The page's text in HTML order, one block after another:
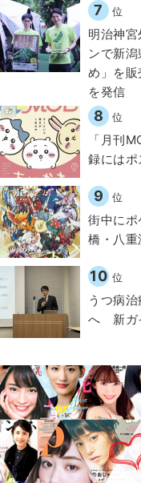
7 位
明治神
ンで新
め」を販
を発信
8 位
「月刊
録にはポ
9 位
街中に
橋・八重
10 位
うつ病
へ 新ガ